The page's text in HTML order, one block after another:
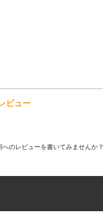
ビュー
へのレビューを書いてみませんか？